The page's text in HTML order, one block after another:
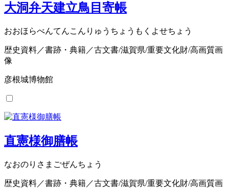
大洞弁天建立鳥目寄帳
おおほらべんてんこんりゅうちょうもくよせちょう
歴史資料／書跡・典籍／古文書/滋賀県/重要文化財/高画質画
像
彦根城博物館
直憲様御膳帳
なおのりさまごぜんちょう
歴史資料／書跡・典籍／古文書/滋賀県/重要文化財/高画質画